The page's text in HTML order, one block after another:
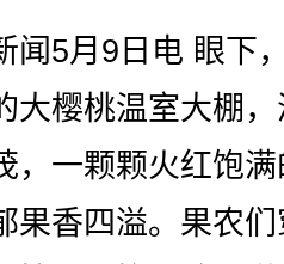
5月9日电 眼下
大樱桃温室大棚
，一颗颗火红饱
果香四溢。果农